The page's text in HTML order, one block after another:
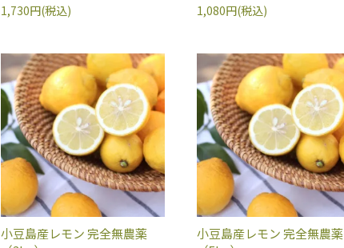
1,730円(税込) 1,080円(税込)
小豆島産レモン 完全無農薬
小豆島産レモン 完全無農薬